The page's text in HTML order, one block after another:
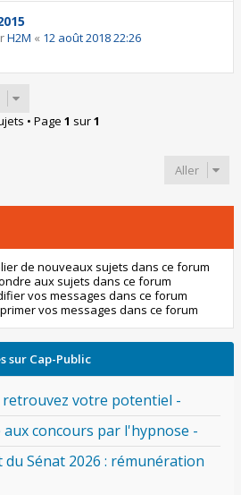
H2M « 12 août 2018 22:26
• Page 1 sur1
Aller
de nouveaux sujets dans ce forum
aux sujets dans ce forum
vos messages dans ce forum
vos messages dans ce forum
sur Cap-Public
retrouvez votre potentiel -
concours par l'hypnose -
Sénat 2026 : rémunération